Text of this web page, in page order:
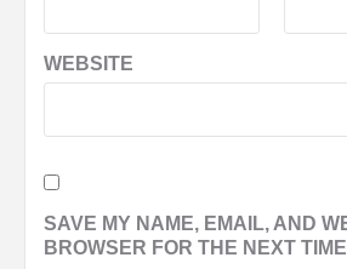
WEBSITE
SAVE MY NAME, EMAIL, AND
BROWSER FOR THE NEXT